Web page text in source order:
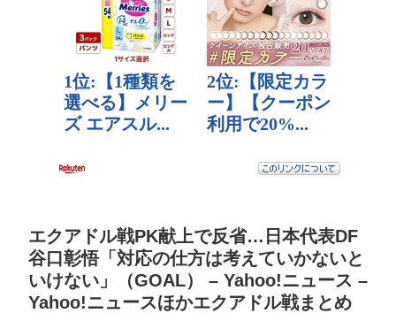
エクアドル戦PK献上で反省…日本代表DF
谷口彰悟「対応の仕方は考えていかないと
いけない」（GOAL） – Yahoo!ニュース –
Yahoo!ニュースほかエクアドル戦まとめ